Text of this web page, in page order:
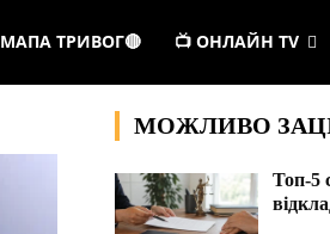
МАПА ТРИВОГ🔴 📺 ОНЛАЙН TV
МОЖЛИВО
Топ-5